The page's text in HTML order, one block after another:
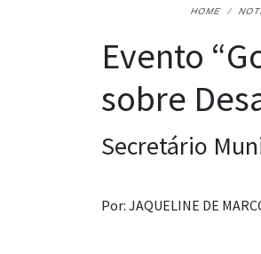
HOME
Evento
sobre
Secretário
Por: JAQUELINE DE